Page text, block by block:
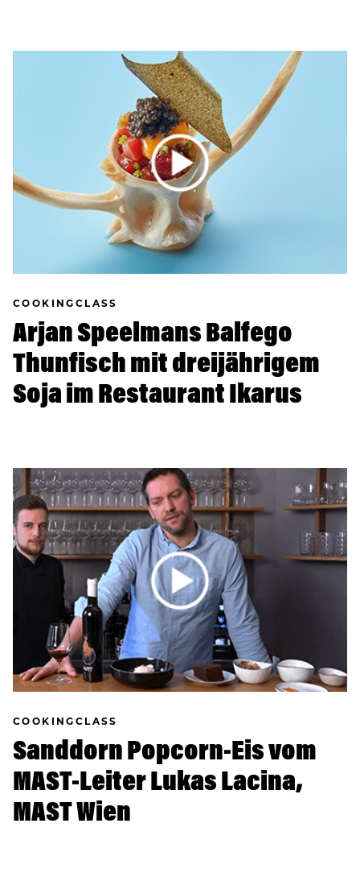
COOKINGCLASS
Arjan Speelmans Balfego
Thunfisch mit dreijährigem
Soja im Restaurant Ikarus
COOKINGCLASS
Sanddorn Popcorn-Eis vom
MAST-Leiter Lukas Lacina,
MAST Wien